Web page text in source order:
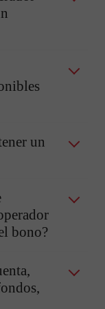
un
bono?